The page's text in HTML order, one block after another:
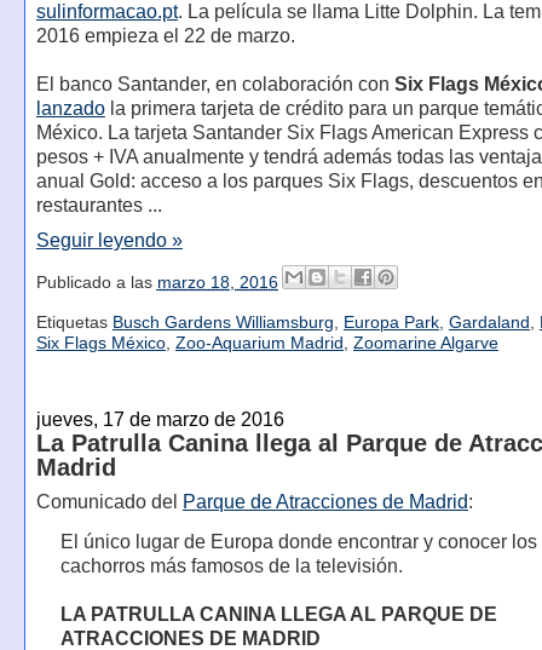
sulinformacao.pt. La película se llama Litte Dolphin. La
2016 empieza el 22 de marzo.
El banco Santander, en colaboración con Six Flags
lanzadola primera tarjeta de crédito para un parque
México. La tarjeta Santander Six Flags American Express
pesos + IVA anualmente y tendrá además todas las
anual Gold: acceso a los parques Six Flags, descuentos
restaurantes ...
Seguir leyendo »
Publicado a las marzo 18, 2016
Etiquetas Busch Gardens Williamsburg, Europa Park, Gardaland ,
Six Flags México, Zoo-Aquarium Madrid , Zoomarine Algarve
jueves, 17 de marzo de 2016
La Patrulla Canina llega al Parque de
Madrid
Comunicado del Parque de Atracciones de Madrid:
El único lugar de Europa donde encontrar y conocer los
cachorros más famosos de la televisión.
LA PATRULLA CANINA LLEGA AL PARQUE DE
ATRACCIONES DE MADRID